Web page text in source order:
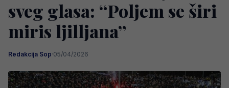
sveg glasa: “Poljem se širi
miris ljilljana”
Redakcija Sop·05/04/2026